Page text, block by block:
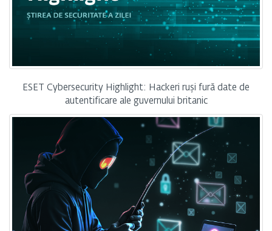
ESET Cybersecurity Highlight: Hackeri ruși fură date de
autentificare ale guvernului britanic